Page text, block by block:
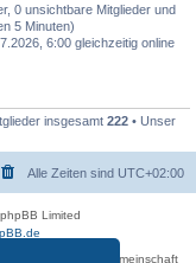
0 unsichtbare Mitglieder und
5 Minuten)
6:00 gleichzeitig online
insgesamt 222 • Unser
Alle Zeiten sind UTC+02:00
Limited
und Forschungsgemeinschaft